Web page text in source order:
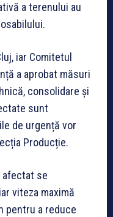
a terenului au
iar Comitetul
a aprobat măsuri
consolidare și
sunt
de urgență vor
Producție.
afectat se
viteza maximă
pentru a reduce